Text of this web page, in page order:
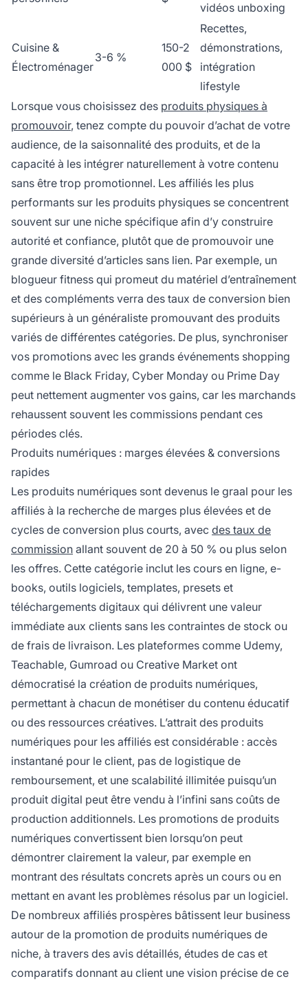
vidéos unboxing
Cuisine &
Électroménager
3-6 %
150-2
000 $
Recettes,
démonstrations,
intégration
lifestyle
Lorsque vous choisissez des produits physiques à
promouvoir, tenez compte du pouvoir d’achat de votre
audience, de la saisonnalité des produits, et de la
capacité à les intégrer naturellement à votre contenu
sans être trop promotionnel. Les affiliés les plus
performants sur les produits physiques se concentrent
souvent sur une niche spécifique afin d’y construire
autorité et confiance, plutôt que de promouvoir une
grande diversité d’articles sans lien. Par exemple, un
blogueur fitness qui promeut du matériel d’entraînement
et des compléments verra des taux de conversion bien
supérieurs à un généraliste promouvant des produits
variés de différentes catégories. De plus, synchroniser
vos promotions avec les grands événements shopping
comme le Black Friday, Cyber Monday ou Prime Day
peut nettement augmenter vos gains, car les marchands
rehaussent souvent les commissions pendant ces
périodes clés.
Produits numériques : marges élevées & conversions
rapides
Les produits numériques sont devenus le graal pour les
affiliés à la recherche de marges plus élevées et de
cycles de conversion plus courts, avec des taux de
commission allant souvent de 20 à 50 % ou plus selon
les offres. Cette catégorie inclut les cours en ligne, e-
books, outils logiciels, templates, presets et
téléchargements digitaux qui délivrent une valeur
immédiate aux clients sans les contraintes de stock ou
de frais de livraison. Les plateformes comme Udemy,
Teachable, Gumroad ou Creative Market ont
démocratisé la création de produits numériques,
permettant à chacun de monétiser du contenu éducatif
ou des ressources créatives. L’attrait des produits
numériques pour les affiliés est considérable : accès
instantané pour le client, pas de logistique de
remboursement, et une scalabilité illimitée puisqu’un
produit digital peut être vendu à l’infini sans coûts de
production additionnels. Les promotions de produits
numériques convertissent bien lorsqu’on peut
démontrer clairement la valeur, par exemple en
montrant des résultats concrets après un cours ou en
mettant en avant les problèmes résolus par un logiciel.
De nombreux affiliés prospères bâtissent leur business
autour de la promotion de produits numériques de
niche, à travers des avis détaillés, études de cas et
comparatifs donnant au client une vision précise de ce